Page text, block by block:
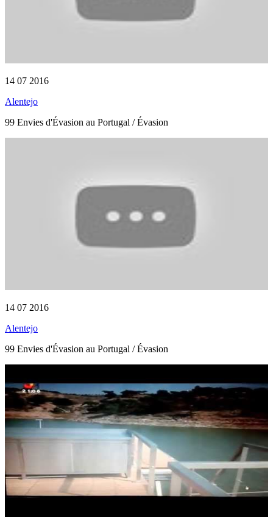
14 07 2016
Alentejo
99 Envies d'Évasion au Portugal / Évasion
14 07 2016
Alentejo
99 Envies d'Évasion au Portugal / Évasion